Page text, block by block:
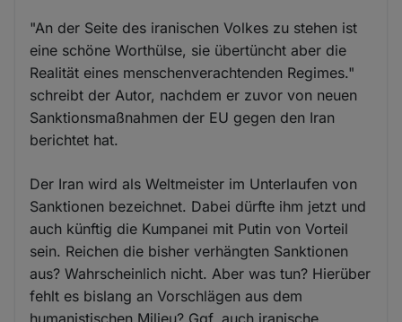
"An der Seite des iranischen Volkes zu stehen ist
eine schöne Worthülse, sie übertüncht aber die
Realität eines menschenverachtenden Regimes."
schreibt der Autor, nachdem er zuvor von neuen
Sanktionsmaßnahmen der EU gegen den Iran
berichtet hat.
Der Iran wird als Weltmeister im Unterlaufen von
Sanktionen bezeichnet. Dabei dürfte ihm jetzt und
auch künftig die Kumpanei mit Putin von Vorteil
sein. Reichen die bisher verhängten Sanktionen
aus? Wahrscheinlich nicht. Aber was tun? Hierüber
fehlt es bislang an Vorschlägen aus dem